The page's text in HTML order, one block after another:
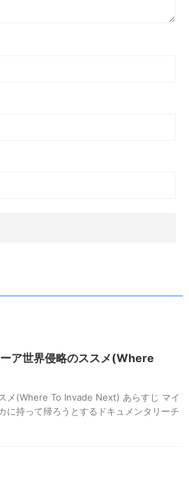
ア世界侵略のススメ(Where
メ(Where To Invade Next) あらすじ マイ
に持って帰ろうとするドキュメンタリーチ